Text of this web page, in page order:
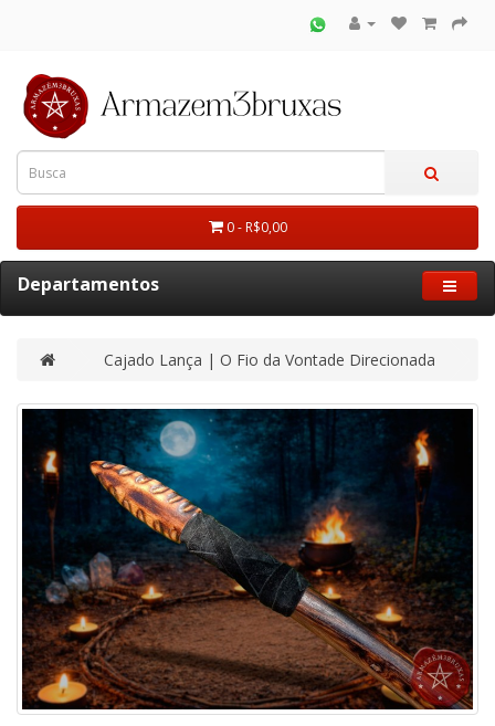
0 - R$0,00
Departamentos
Cajado Lança | O Fio da Vontade Direcionada